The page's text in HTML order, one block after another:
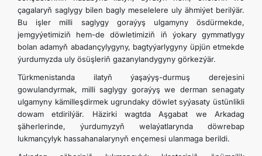
çagalaryň saglygy bilen bagly meselelere uly ähmiýet berilýär.
Bu işler milli saglygy goraýyş ulgamyny ösdürmekde,
jemgyýetimiziň hem-de döwletimiziň iň ýokary gymmatlygy
bolan adamyň abadançylygyny, bagtyýarlygyny üpjün etmekde
ýurdumyzda uly ösüşleriň gazanylandygyny görkezýär.
Türkmenistanda ilatyň ýaşaýyş-durmuş derejesini
gowulandyrmak, milli saglygy goraýyş we derman senagaty
ulgamyny kämilleşdirmek ugrundaky döwlet syýasaty üstünlikli
dowam etdirilýär. Häzirki wagtda Aşgabat we Arkadag
şäherlerinde, ýurdumyzyň welaýatlarynda döwrebap
lukmançylyk hassahanalarynyň ençemesi ulanmaga berildi.